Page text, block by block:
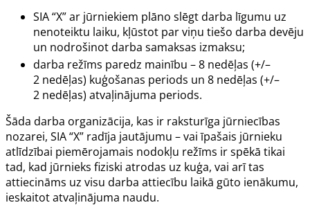
SIA “X” ar jūrniekiem plāno slēgt darba līgumu uz
nenoteiktu laiku, kļūstot par viņu tiešo darba devēju
un nodrošinot darba samaksas izmaksu;
darba režīms paredz mainību – 8 nedēļas (+/–
2 nedēļas) kuģošanas periods un 8 nedēļas (+/–
2 nedēļas) atvaļinājuma periods.
Šāda darba organizācija, kas ir raksturīga jūrniecības
nozarei, SIA “X” radīja jautājumu – vai īpašais jūrnieku
atlīdzībai piemērojamais nodokļu režīms ir spēkā tikai
tad, kad jūrnieks fiziski atrodas uz kuģa, vai arī tas
attiecināms uz visu darba attiecību laikā gūto ienākumu,
ieskaitot atvaļinājuma naudu.